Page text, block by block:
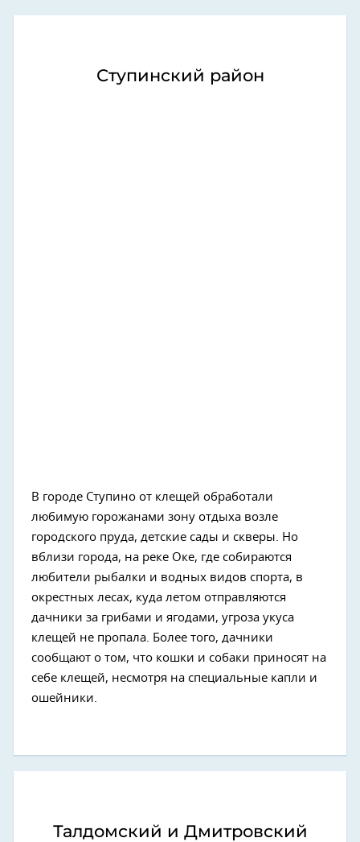
Ступинский район
В городе Ступино от клещей обработали
любимую горожанами зону отдыха возле
городского пруда, детские сады и скверы. Но
вблизи города, на реке Оке, где собираются
любители рыбалки и водных видов спорта, в
окрестных лесах, куда летом отправляются
дачники за грибами и ягодами, угроза укуса
клещей не пропала. Более того, дачники
сообщают о том, что кошки и собаки приносят на
себе клещей, несмотря на специальные капли и
ошейники.
Талдомский и Дмитровский